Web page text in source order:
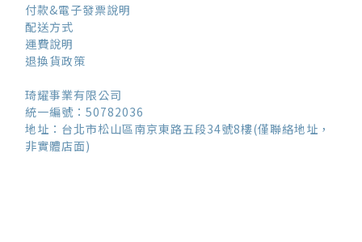
付款&電子發票說明
配送方式
運費說明
退換貨政策
琦耀事業有限公司
統一編號：50782036
地址：台北市松山區南京東路五段34號8樓(僅聯絡地址，
非實體店面)